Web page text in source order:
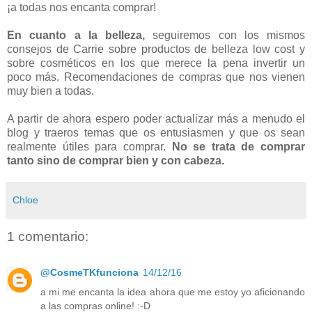
¡a todas nos encanta comprar!
En cuanto a la belleza, seguiremos con los mismos
consejos de Carrie sobre productos de belleza low cost y
sobre cosméticos en los que merece la pena invertir un
poco más. Recomendaciones de compras que nos vienen
muy bien a todas.
A partir de ahora espero poder actualizar más a menudo el
blog y traeros temas que os entusiasmen y que os sean
realmente útiles para comprar.
No se trata de comprar
tanto sino de comprar bien y con cabeza.
Chloe
1 comentario:
@CosmeTKfunciona 14/12/16
a mi me encanta la idea ahora que me estoy yo aficionando
a las compras online! :-D